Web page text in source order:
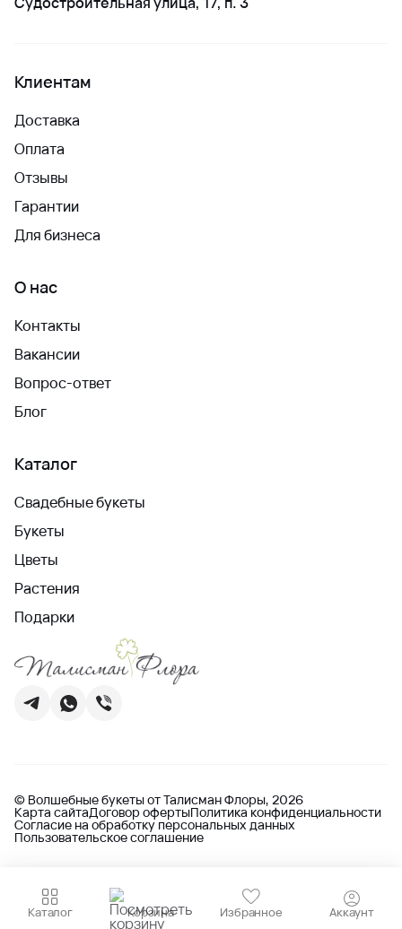
Каталог Корзина Избранное Аккаунт
Клиентам
Доставка
Оплата
Отзывы
Гарантии
Для бизнеса
О нас
Контакты
Вакансии
Вопрос-ответ
Блог
Каталог
Свадебные букеты
Букеты
Цветы
Растения
Подарки
© Волшебные букеты от Талисман Флоры, 2026
Карта сайтаДоговор офертыПолитика конфиденциальности
Согласие на обработку персональных данных
Пользовательское соглашение